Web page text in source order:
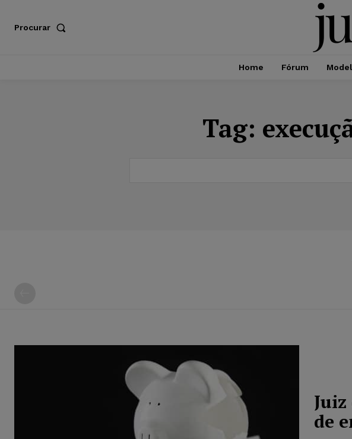
Procurar
Home Fórum
Tag:
de